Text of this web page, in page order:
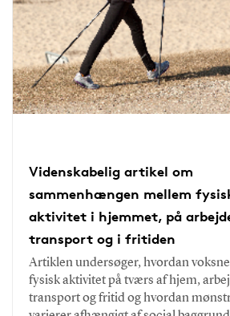
Videnskabelig artikel om
sammenhængen mellem
aktivitet i hjemmet, på
transport og i fritiden
Artiklen undersøger, hvordan
fysisk aktivitet på tværs af hjem,
transport og fritid og hvordan